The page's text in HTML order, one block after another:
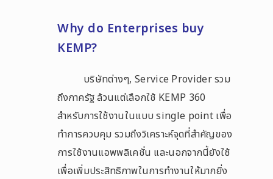
Why do Enterprises buy
KEMP?
บริษัทต่างๆ, Service Provider รวม
ถึงภาครัฐ ล้วนแต่เลือกใช้ KEMP 360
สำหรับการใช้งานในแบบ single point เพื่อ
ทำการควบคุม รวมถึงวิเคราะห์จุดที่สำคัญของ
การใช้งานแอพพลิเคชั่น และนอกจากนี้ยังใช้
เพื่อเพิ่มประสิทธิภาพในการทำงานให้มากยิ่ง